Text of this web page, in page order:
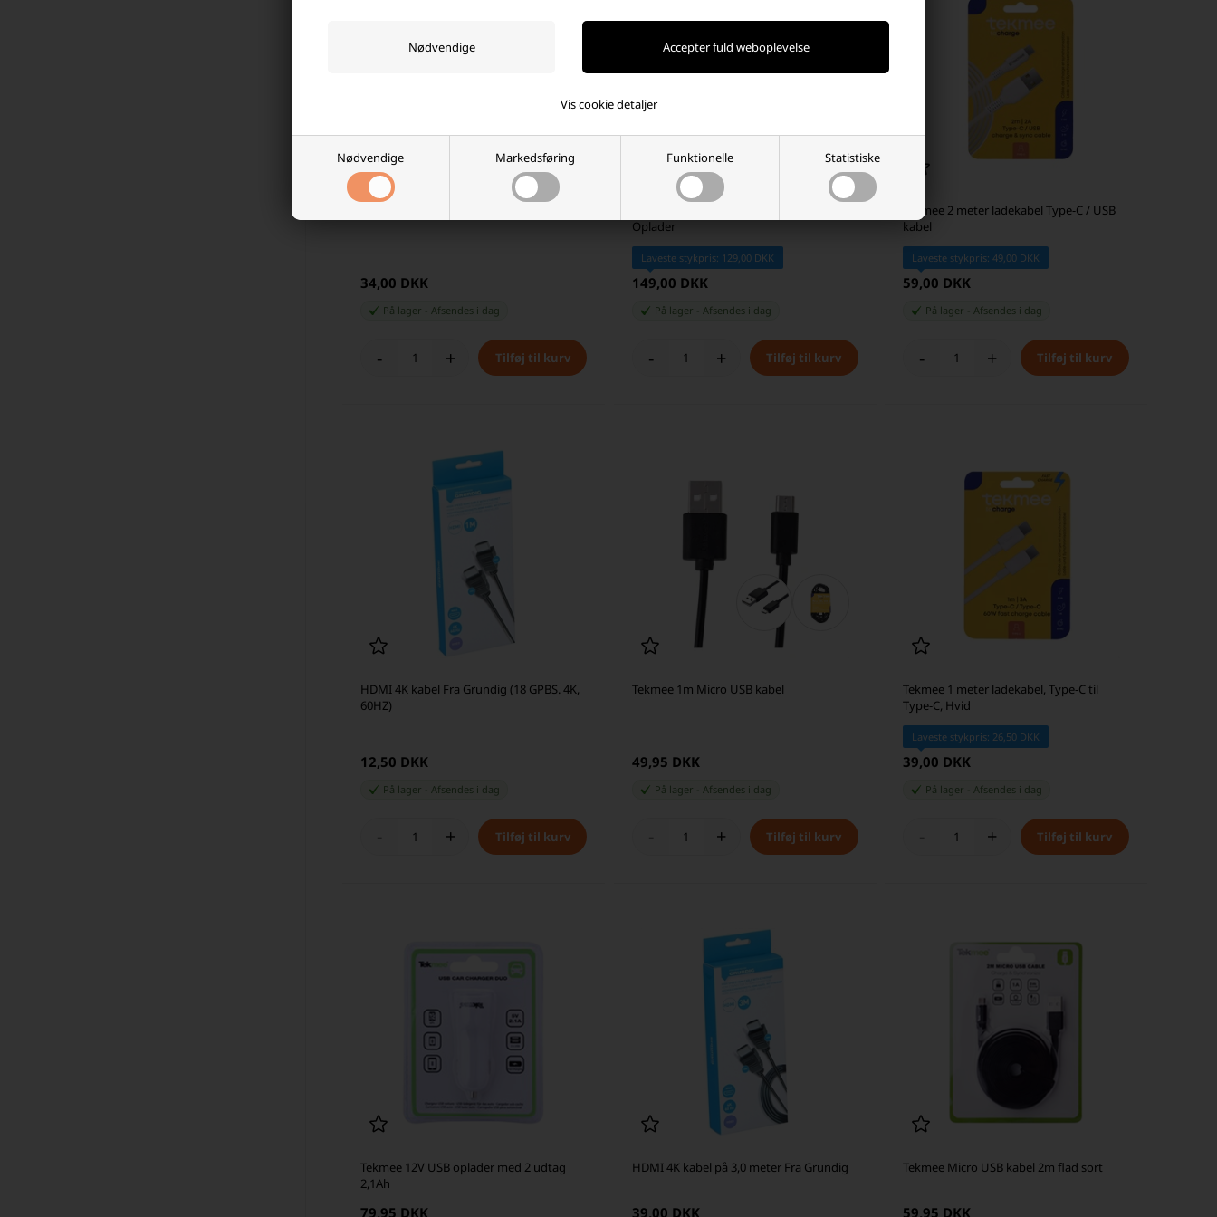
Nødvendige Markedsføring Funktionelle Statistiske
Vis cookie detaljer
34,00 DKK
På lager -Afsendes i dag
- +
Oplader
Laveste stykpris: 129,00 DKK
149,00 DKK
På lager Afsendes i dag
- +
Tekmee 2 meter ladekabel Type-C / USB
kabel
Laveste stykpris: 49,00 DKK
59,00 DKK
På lager Afsendes i dag
- +
HDMI 4K kabel Fra Grundig (18 GPBS. 4K,
60HZ)
12,50 DKK
På lager Afsendes i dag
- +
Tekmee 1m Micro USB kabel
49,95 DKK
På lager Afsendes i dag
- +
Tekmee 1 meter ladekabel, Type-C til
Type-C, Hvid
Laveste stykpris: 26,50 DKK
39,00 DKK
På lager Afsendes i dag
- +
Tekmee 12V USB oplader med 2 udtag
2,1Ah
79,95 DKK
HDMI 4K kabel på 3,0 meter Fra Grundig
39,00 DKK
Tekmee Micro USB kabel 2m flad sort
59,95 DKK